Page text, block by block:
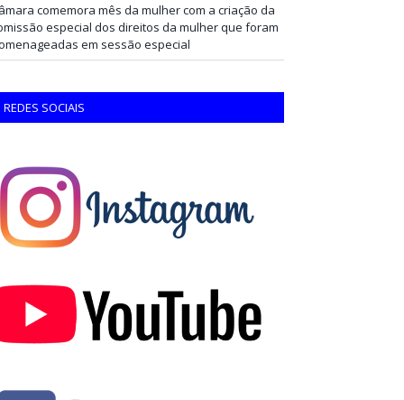
comemora mês da mulher com a criação da
especial dos direitos da mulher que foram
em sessão especial
REDES SOCIAIS